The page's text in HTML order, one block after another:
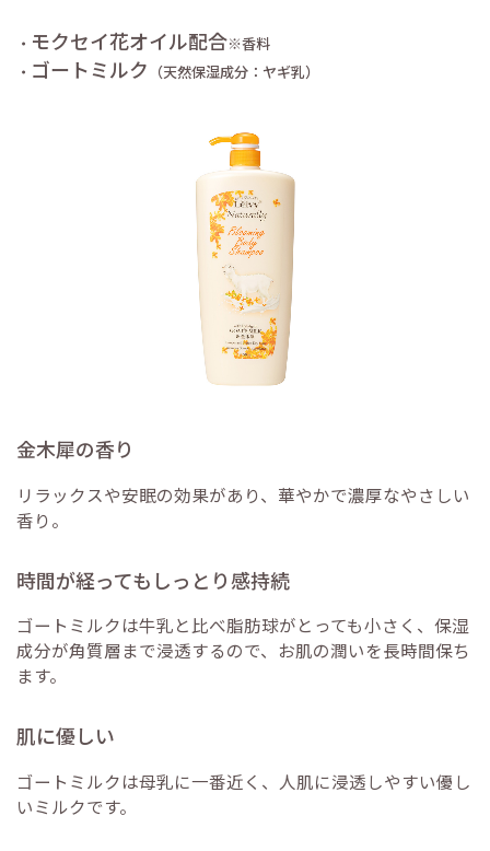
・ モクセイ花オイル配合※香料
・ ゴートミルク （天然保湿成分：ヤギ乳）
金木犀の香り
リラックスや安眠の効果があり、華やかで濃厚なやさしい
香り。
時間が経ってもしっとり感持続
ゴートミルクは牛乳と比べ脂肪球がとっても小さく、保湿
成分が角質層まで浸透するので、お肌の潤いを長時間保ち
ます。
肌に優しい
ゴートミルクは母乳に一番近く、人肌に浸透しやすい優し
いミルクです。